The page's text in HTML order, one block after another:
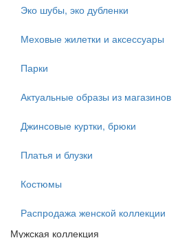
Эко шубы, эко дубленки
Меховые жилетки и аксессуары
Парки
Актуальные образы из магазинов
Джинсовые куртки, брюки
Платья и блузки
Костюмы
Распродажа женской коллекции
Мужская коллекция